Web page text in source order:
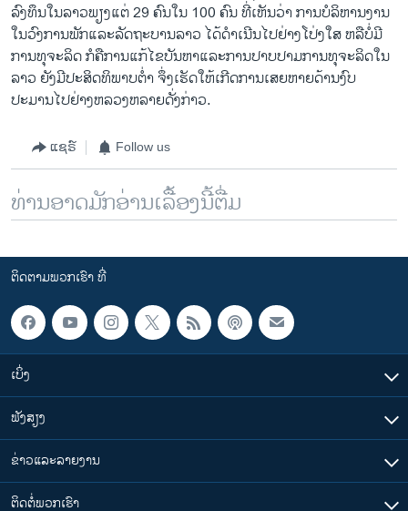
ລົງທຶນໃນລາວພຽງແຕ່ 29 ຄົນໃນ 100 ຄົນ ທີ່ເຫັນວ່າ ການບໍລິຫານງານ
ໃນວົງການພັກແລະລັດຖະບານລາວ ໄດ້ດຳເນີນໄປຢ່າງໂປ່ງໃສ ຫລືບໍ່ມີ
ການທຸຈະລິດ ກໍຄືການແກ້ໄຂບັນຫາແລະການປາບປາມການທຸຈະລິດໃນ
ລາວ ຍັງມີປະສິດທິພາບຕ່ຳ ຈຶ່ງເຮັດໃຫ້ເກີດການເສຍຫາຍດ້ານງົບ
ປະມານໄປຢ່າງຫລວງຫລາຍດັ່ງກ່າວ.
ແຊຣ໌ Follow us
ທ່ານອາດມັກອ່ານເລື້ອງນີ້ຕື່ມ
ຕິດຕາມພວກເຮົາ ທີ່
ເບິ່ງ
ຟັງສຽງ
ຂ່າວແລະລາຍງານ
ຕິດຕໍ່ພວກເຮົາ